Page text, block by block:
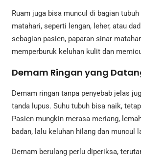
Ruam juga bisa muncul di bagian
matahari, seperti lengan, leher, atau
sebagian pasien, paparan sinar
memperburuk keluhan kulit dan
Demam Ringan yang
Demam ringan tanpa penyebab jelas
tanda lupus. Suhu tubuh bisa naik,
Pasien mungkin merasa meriang,
badan, lalu keluhan hilang dan muncul
Demam berulang perlu diperiksa,